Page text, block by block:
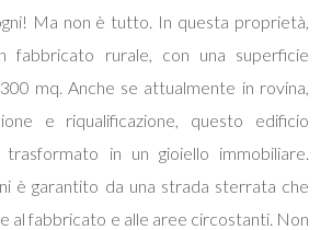
Ma non è tutto. In questa proprietà,
fabbricato rurale, con una superficie
mq. Anche se attualmente in rovina,
e riqualificazione, questo edificio
in un gioiello immobiliare.
è garantito da una strada sterrata che
al fabbricato e alle aree circostanti. Non